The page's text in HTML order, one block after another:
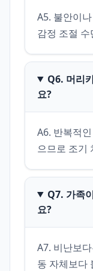
A5. 불안이
감정 조절
Q6. 머리
요?
A6. 반복적
으므로 조기
Q7. 가족
요?
A7. 비난보
동 자체보다